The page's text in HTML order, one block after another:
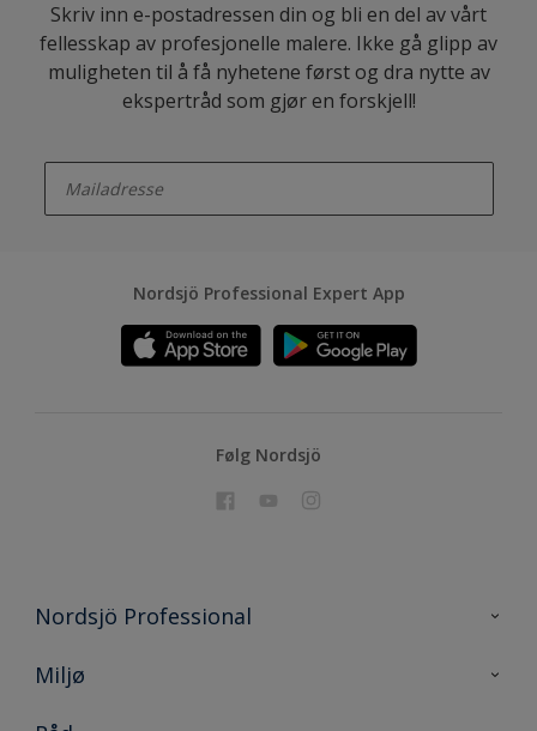
Skriv inn e-postadressen din og bli en del av vårt
fellesskap av profesjonelle malere. Ikke gå glipp av
muligheten til å få nyhetene først og dra nytte av
ekspertråd som gjør en forskjell!
Nordsjö Professional Expert App
Følg Nordsjö
Nordsjö Professional
Kontakt oss
Miljø
Bærekraftig utvikling